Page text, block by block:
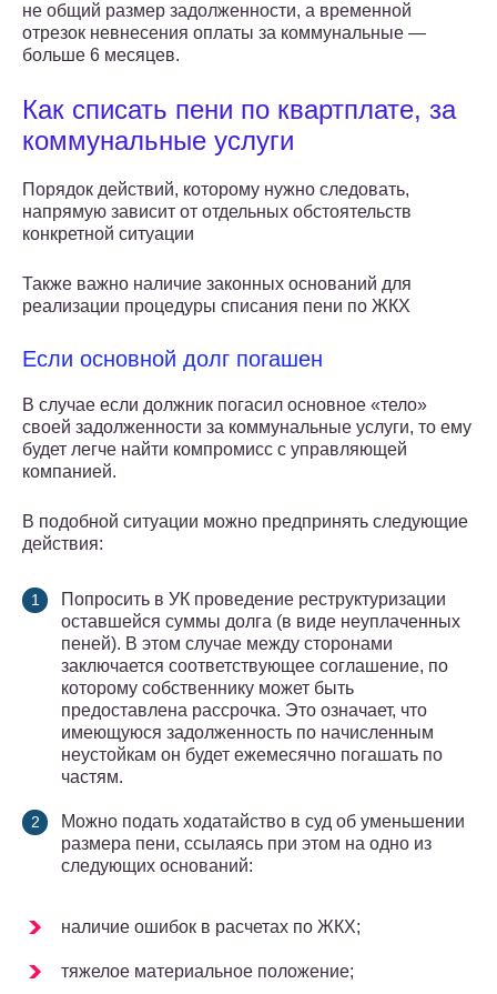
не общий размер задолженности, а временной
отрезок невнесения оплаты за коммунальные —
больше 6 месяцев.
Как списать пени по квартплате, за
коммунальные услуги
Порядок действий, которому нужно следовать,
напрямую зависит от отдельных обстоятельств
конкретной ситуации
Также важно наличие законных оснований для
реализации процедуры списания пени по ЖКХ
Если основной долг погашен
В случае если должник погасил основное «тело»
своей задолженности за коммунальные услуги, то ему
будет легче найти компромисс с управляющей
компанией.
В подобной ситуации можно предпринять следующие
действия:
Попросить в УК проведение реструктуризации
оставшейся суммы долга (в виде неуплаченных
пеней). В этом случае между сторонами
заключается соответствующее соглашение, по
которому собственнику может быть
предоставлена рассрочка. Это означает, что
имеющуюся задолженность по начисленным
неустойкам он будет ежемесячно погашать по
частям.
Можно подать ходатайство в суд об уменьшении
размера пени, ссылаясь при этом на одно из
следующих оснований:
наличие ошибок в расчетах по ЖКХ;
тяжелое материальное положение;